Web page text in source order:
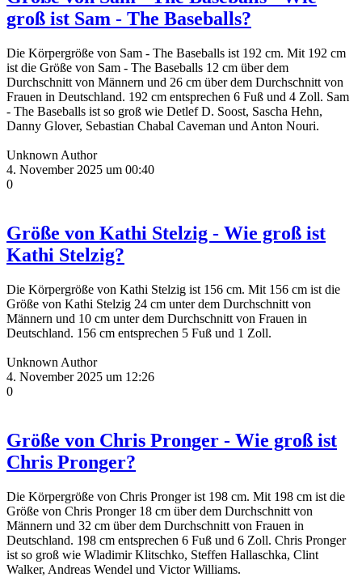
groß ist Sam - The Baseballs?
Die Körpergröße von Sam - The Baseballs ist 192 cm. Mit 192 cm
ist die Größe von Sam - The Baseballs 12 cm über dem
Durchschnitt von Männern und 26 cm über dem Durchschnitt von
Frauen in Deutschland. 192 cm entsprechen 6 Fuß und 4 Zoll. Sam
- The Baseballs ist so groß wie Detlef D. Soost, Sascha Hehn,
Danny Glover, Sebastian Chabal Caveman und Anton Nouri.
Unknown Author
4. November 2025 um 00:40
0
Größe von Kathi Stelzig - Wie groß ist
Kathi Stelzig?
Die Körpergröße von Kathi Stelzig ist 156 cm. Mit 156 cm ist die
Größe von Kathi Stelzig 24 cm unter dem Durchschnitt von
Männern und 10 cm unter dem Durchschnitt von Frauen in
Deutschland. 156 cm entsprechen 5 Fuß und 1 Zoll.
Unknown Author
4. November 2025 um 12:26
0
Größe von Chris Pronger - Wie groß ist
Chris Pronger?
Die Körpergröße von Chris Pronger ist 198 cm. Mit 198 cm ist die
Größe von Chris Pronger 18 cm über dem Durchschnitt von
Männern und 32 cm über dem Durchschnitt von Frauen in
Deutschland. 198 cm entsprechen 6 Fuß und 6 Zoll. Chris Pronger
ist so groß wie Wladimir Klitschko, Steffen Hallaschka, Clint
Walker, Andreas Wendel und Victor Williams.